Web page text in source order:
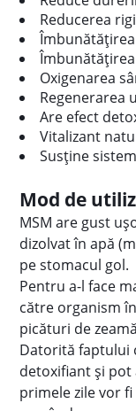
Reducerea
Oxigenarea
Regenerarea
Are efect
Vitalizant
Susține
Mod de
MSM are gust
dizolvat în apă
pe stomacul gol.
Pentru a-l face
către organism
picături de
Datorită faptului
detoxifiant și pot
primele zile vor